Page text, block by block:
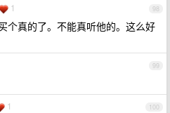
98
1
个真的了。不能真听他的。这么好
99
100
1